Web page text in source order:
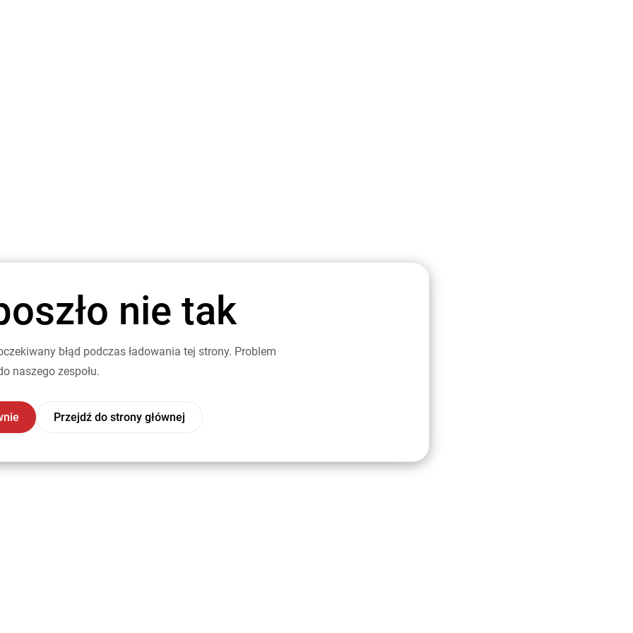
nie tak
błąd podczas ładowania tej strony. Problem
naszego zespołu.
Przejdź do strony głównej